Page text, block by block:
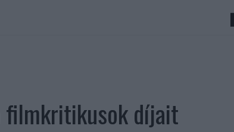
filmkritikusok díjait